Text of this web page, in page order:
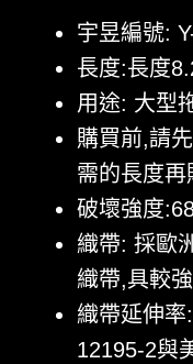
價
格：
宇昱編號:
長度:長度
用途: 大型
購買前,請
需的長度再
破壞強度
織帶: 採歐
織帶,具較
織帶延伸
12195-2與